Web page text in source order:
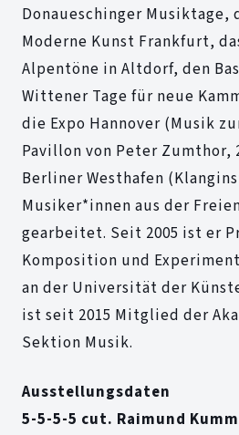
Donaueschinger Musiktage,
Moderne Kunst Frankfurt,
Alpentöne in Altdorf, den
Wittener Tage für neue
die Expo Hannover (Musik
Pavillon von Peter Zumthor,
Berliner Westhafen
Musiker*innen aus der
gearbeitet. Seit 2005 ist er
Komposition und
an der Universität der
ist seit 2015 Mitglied der
Sektion Musik.
Ausstellungsdaten
5-5-5-5 cut. Raimund